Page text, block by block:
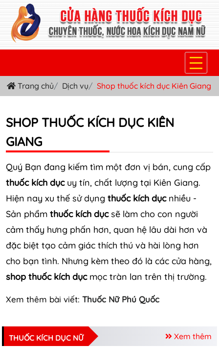
TRANG CHỦ
THUỐC VIÊN KÍCH DỤC NAM
SẢN PHẨM KHÁC
TIN TỨC & BLOG
Trang chủ Dịch vụ Shop thuốc kích dục Kiên Giang
SHOP THUỐC KÍCH DỤC KIÊN
GIANG
Quý Bạn đang kiếm tìm một đơn vị bán, cung cấp
thuốc kích dụcuy tín, chất lượng tại Kiên Giang.
Hiện nay xu thế sử dụng thuốc kích dụcnhiều -
Sản phẩm thuốc kích dụcsẽ làm cho con người
cảm thấy hưng phấn hơn, quan hệ lâu dài hơn và
đặc biệt tạo cảm giác thích thú và hài lòng hơn
cho bạn tình. Nhưng kèm theo đó là các cửa hàng,
shop thuốc kích dụcmọc tràn lan trên thị trường.
Xem thêm bài viết: Thuốc Nữ Phú Quốc
Xem thêm
THUỐC KÍCH DỤC NỮ